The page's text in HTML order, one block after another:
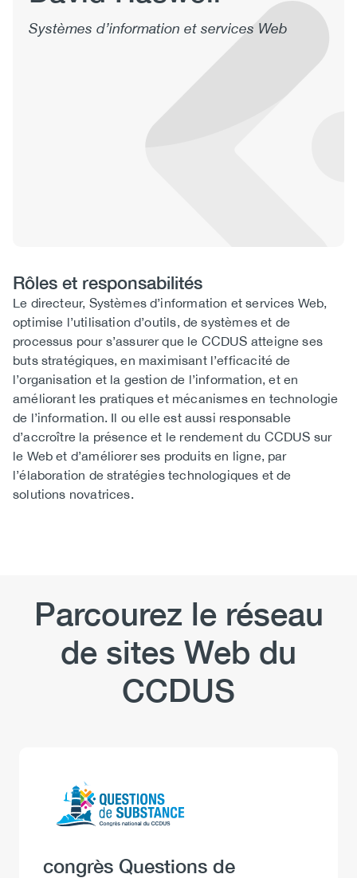
(CCSA)
Systèmes d’information et services Web
Rôles et responsabilités
Roles
and
Responsibilities
Le directeur, Systèmes d’information et services Web,
optimise l’utilisation d’outils, de systèmes et de
processus pour s’assurer que le CCDUS atteigne ses
buts stratégiques, en maximisant l’efficacité de
l’organisation et la gestion de l’information, et en
améliorant les pratiques et mécanismes en technologie
de l’information. Il ou elle est aussi responsable
d’accroître la présence et le rendement du CCDUS sur
le Web et d’améliorer ses produits en ligne, par
l’élaboration de stratégies technologiques et de
solutions novatrices. ​
Parcourez le réseau
de sites Web du
CCDUS
Heading
congrès Questions de